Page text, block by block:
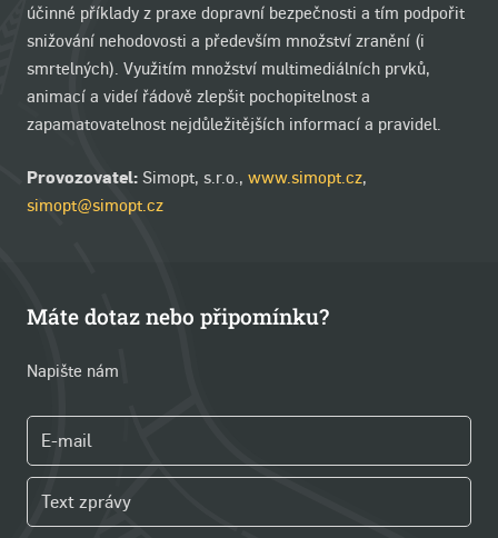
účinné příklady z praxe dopravní bezpečnosti a tím podpořit
snižování nehodovosti a především množství zranění (i
smrtelných). Využitím množství multimediálních prvků,
animací a videí řádově zlepšit pochopitelnost a
zapamatovatelnost nejdůležitějších informací a pravidel.
Provozovatel: Simopt, s.r.o., www.simopt.cz,
simopt@simopt.cz
Máte dotaz nebo připomínku?
Napište nám